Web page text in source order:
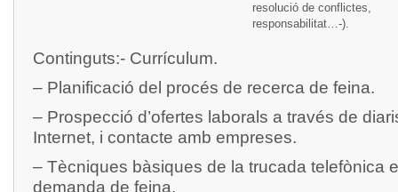
resolució de conflictes,
responsabilitat…-).
Continguts:- Currículum.
– Planificació del procés de recerca de feina.
– Prospecció d’ofertes laborals a través de
Internet, i contacte amb empreses.
– Tècniques bàsiques de la trucada telefònica
demanda de feina.